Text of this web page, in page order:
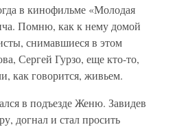
в кинофильме «Молодая
Помню, как к нему домой
снимавшиеся в этом
Сергей Гурзо, еще кто-то,
как говорится, живьем.
в подъезде Женю. Завидев
догнал и стал просить